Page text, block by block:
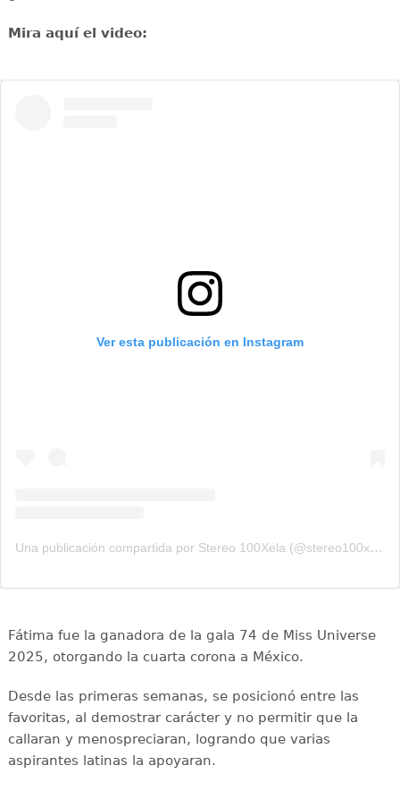
Mira aquí el video:
Ver esta publicación en Instagram
Una publicación compartida por Stereo 100Xela (@stereo100xela)
Fátima fue la ganadora de la gala 74 de Miss Universe
2025, otorgando la cuarta corona a México.
Desde las primeras semanas, se posicionó entre las
favoritas, al demostrar carácter y no permitir que la
callaran y menospreciaran, logrando que varias
aspirantes latinas la apoyaran.